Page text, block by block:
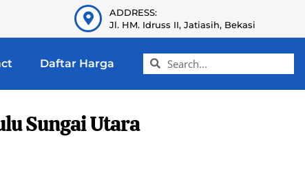
ADDRESS:
Jl. HM. Idruss II, Jatiasih, Bekasi
Daftar Harga
Sungai Utara